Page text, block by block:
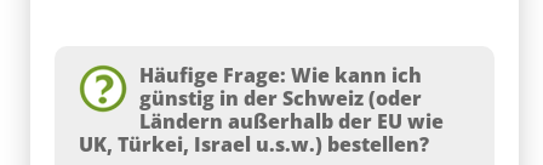
Häufige Frage: Wie kann ich
günstig in der Schweiz (oder
Ländern außerhalb der EU wie
UK, Türkei, Israel u.s.w.) bestellen?